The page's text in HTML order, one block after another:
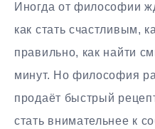
Иногда от философии
как стать счастливым,
правильно, как найти
минут. Но философия
продаёт быстрый
стать внимательнее к